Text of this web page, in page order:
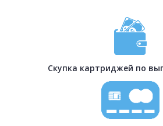
Скупка картриджей по